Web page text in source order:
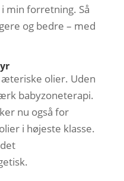
min forretning. Så
og bedre – med
æteriske olier. Uden
babyzoneterapi.
nu også for
i højeste klasse.